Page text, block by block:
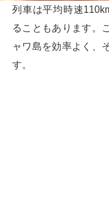
列車は平均時速
ることもあります。
ャワ島を効率よく、
す。